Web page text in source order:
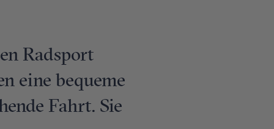
Radsport
eine bequeme
Fahrt. Sie